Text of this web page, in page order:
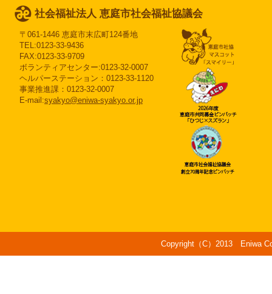
社会福祉法人 恵庭市社会福祉協議会
〒061-1446 恵庭市末広町124番地
TEL:0123-33-9436
FAX:0123-33-9709
ボランティアセンター:0123-32-0007
ヘルパーステーション：0123-33-1120
事業推進課：0123-32-0007
E-mail:syakyo@eniwa-syakyo.or.jp
Copyright（C）2013 Eniwa